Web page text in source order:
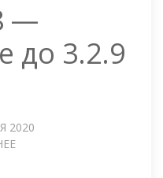
—
до 3.2.9
2020